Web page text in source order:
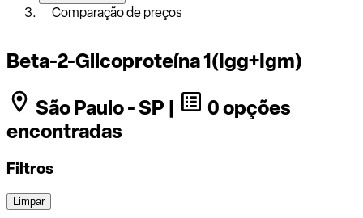
Comparação de preços
Beta-2-Glicoproteína 1(Igg+Igm)
São Paulo - SP |
0 opções
encontradas
Filtros
Limpar